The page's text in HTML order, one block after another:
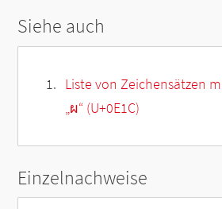
Siehe auch
Liste von Zeichensätzen
„ผ“ (U+0E1C)
Einzelnachweise